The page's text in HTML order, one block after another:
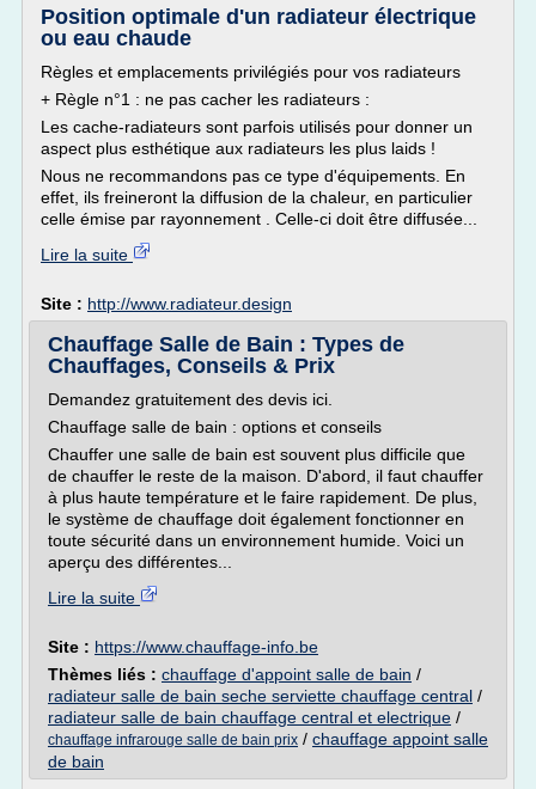
Position optimale d'un radiateur électrique
ou eau chaude
Règles et emplacements privilégiés pour vos radiateurs
+ Règle n°1 : ne pas cacher les radiateurs :
Les cache-radiateurs sont parfois utilisés pour donner un
aspect plus esthétique aux radiateurs les plus laids !
Nous ne recommandons pas ce type d'équipements. En
effet, ils freineront la diffusion de la chaleur, en particulier
celle émise par rayonnement . Celle-ci doit être diffusée...
Lire la suite
Site : http://www.radiateur.design
Chauffage Salle de Bain : Types de
Chauffages, Conseils & Prix
Demandez gratuitement des devis ici.
Chauffage salle de bain : options et conseils
Chauffer une salle de bain est souvent plus difficile que
de chauffer le reste de la maison. D'abord, il faut chauffer
à plus haute température et le faire rapidement. De plus,
le système de chauffage doit également fonctionner en
toute sécurité dans un environnement humide. Voici un
aperçu des différentes...
Lire la suite
Site : https://www.chauffage-info.be
Thèmes liés : chauffage d'appoint salle de bain /
radiateur salle de bain seche serviette chauffage central /
radiateur salle de bain chauffage central et electrique /
chauffage infrarouge salle de bain prix / chauffage appoint salle
de bain